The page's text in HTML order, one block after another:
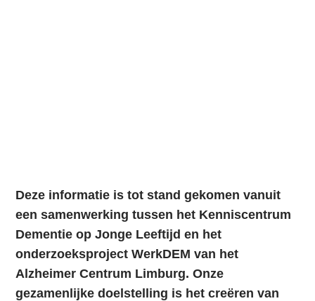
Deze informatie is tot stand gekomen vanuit
een samenwerking tussen het Kenniscentrum
Dementie op Jonge Leeftijd en het
onderzoeksproject WerkDEM van het
Alzheimer Centrum Limburg. Onze
gezamenlijke doelstelling is het creëren van